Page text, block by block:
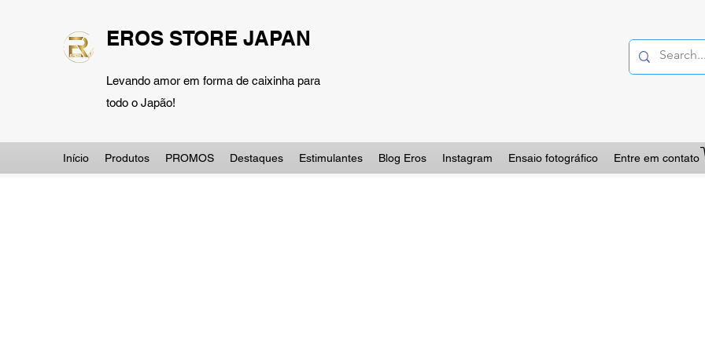
EROS STORE JAPAN
Levando amor em forma de caixinha para
todo o Japão!
Início Produtos PROMOS Destaques Estimulantes Blog Eros Instagram Ensaio fotográfico Entre em contato